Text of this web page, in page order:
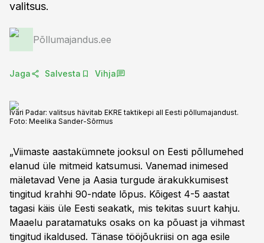
valitsus.
Põllumajandus.ee
Jaga Salvesta Vihja
Ivari Padar: valitsus hävitab EKRE taktikepi all Eesti põllumajandust.
Foto: Meelika Sander-Sõrmus
„Viimaste aastakümnete jooksul on Eesti põllumehed
elanud üle mitmeid katsumusi. Vanemad inimesed
mäletavad Vene ja Aasia turgude ärakukkumisest
tingitud krahhi 90-ndate lõpus. Kõigest 4-5 aastat
tagasi käis üle Eesti seakatk, mis tekitas suurt kahju.
Maaelu paratamatuks osaks on ka põuast ja vihmast
tingitud ikaldused. Tänase tööjõukriisi on aga esile